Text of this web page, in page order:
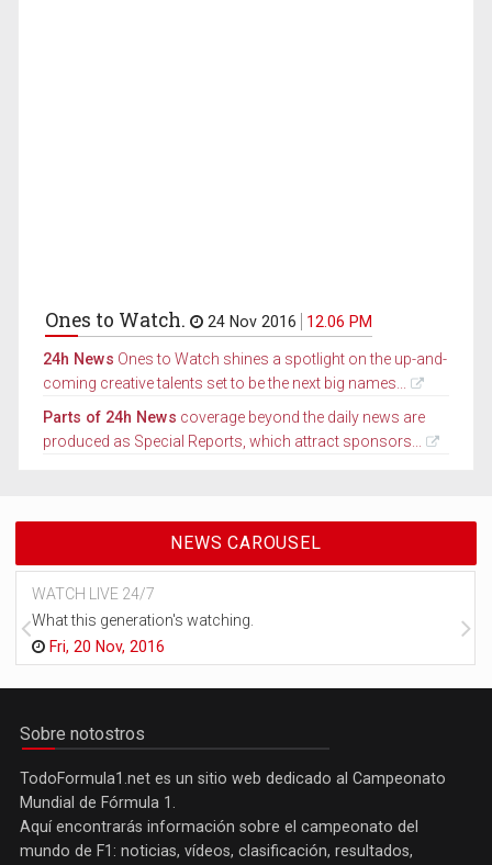
Ones to Watch. 24 Nov 2016 12.06 PM
24h News Ones to Watch shines a spotlight on the up-and-
coming creative talents set to be the next big names...
Parts of 24h News coverage beyond the daily news are
produced as Special Reports, which attract sponsors...
NEWS CAROUSEL
WATCH LIVE 24/7
What this generation's watching.
Fri, 20 Nov, 2016
Sobre notostros
TodoFormula1.net es un sitio web dedicado al Campeonato
Mundial de Fórmula 1.
Aquí encontrarás información sobre el campeonato del
mundo de F1: noticias, vídeos, clasificación, resultados,